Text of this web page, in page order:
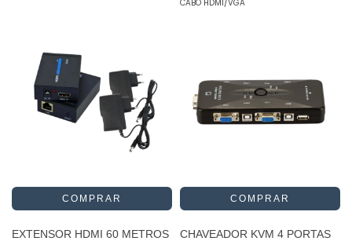
CABO HDMI/VGA
EXTENSOR HDMI 60 METROS
CHAVEADOR KVM 4 PORTAS